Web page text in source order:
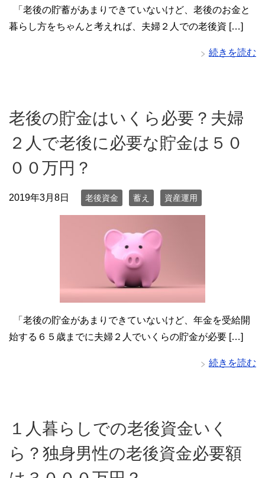
「老後の貯蓄があまりできていないけど、老後のお金と
暮らし方をちゃんと考えれば、夫婦２人での老後資 […]
続きを読む
老後の貯金はいくら必要？夫婦
２人で老後に必要な貯金は５０
００万円？
2019年3月8日 老後資金 蓄え 資産運用
「老後の貯金があまりできていないけど、年金を受給開
始する６５歳までに夫婦２人でいくらの貯金が必要 […]
続きを読む
１人暮らしでの老後資金いく
ら？独身男性の老後資金必要額